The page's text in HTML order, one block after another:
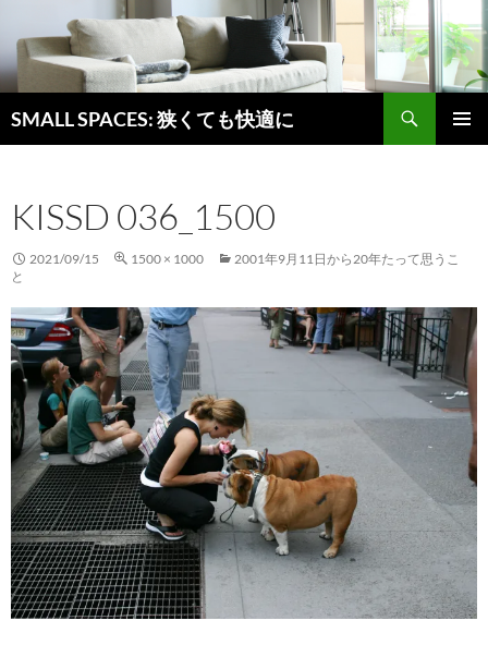
SMALL SPACES: 狭くても快適に
索
ン
ツ
へ
ス
ッ
プ
KISSD 036_1500
2021/09/15 1500 × 1000
2001年9月11日から20年たって思うこ
と